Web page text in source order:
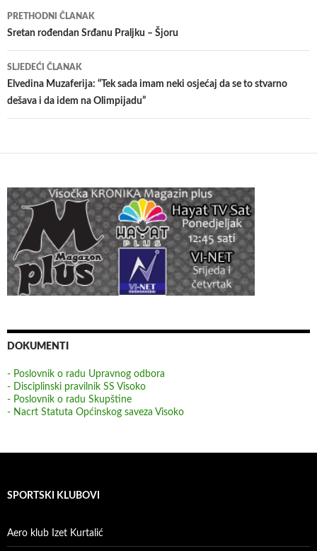
Navigacija
članaka
PRETHODNI ČLANAK
Sretan rođendan Srđanu Praljku – Šjoru
SLJEDEĆI ČLANAK
Elvedina Muzaferija: “Tek sada imam neki osjećaj da se to stvarno
dešava i da idem na Olimpijadu”
DOKUMENTI
- Poslovnik o radu Upravnog odbora
- Disciplinski pravilnik SS Visoko
- Poslovnik o radu Skupštine
- Nacrt Statuta Općinskog saveza Visoko
SPORTSKI KLUBOVI
Aero klub Izet Kurtalić